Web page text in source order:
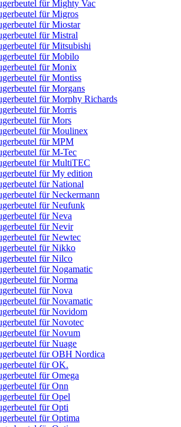
für Mighty Vac
für Migros
für Miostar
für Mistral
für Mitsubishi
für Mobilo
für Monix
für Montiss
für Morgans
für Morphy Richards
für Morris
für Mors
für Moulinex
für MPM
für M-Tec
für MultiTEC
für My edition
für National
für Neckermann
für Neufunk
für Neva
für Nevir
für Newtec
für Nikko
für Nilco
für Nogamatic
für Norma
für Nova
für Novamatic
für Novidom
für Novotec
für Novum
für Nuage
für OBH Nordica
für OK.
für Omega
für Onn
für Opel
für Opti
für Optima